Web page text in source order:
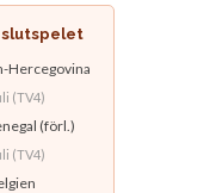
slutspelet
(TV4)
(förl.)
(TV4)